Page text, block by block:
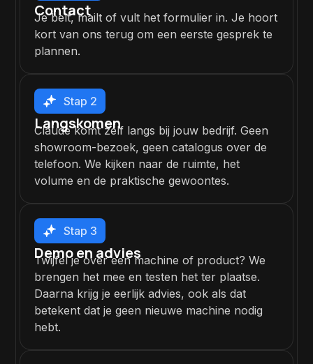
Contact
Je belt, mailt of vult het formulier in. Je hoort
kort van ons terug om een eerste gesprek te
plannen.
Stap 2
Langskomen
Claude komt zelf langs bij jouw bedrijf. Geen
showroom-bezoek, geen catalogus over de
telefoon. We kijken naar de ruimte, het
volume en de praktische gewoontes.
Stap 3
Demo en advies
Twijfel je over een machine of product? We
brengen het mee en testen het ter plaatse.
Daarna krijg je eerlijk advies, ook als dat
betekent dat je geen nieuwe machine nodig
hebt.